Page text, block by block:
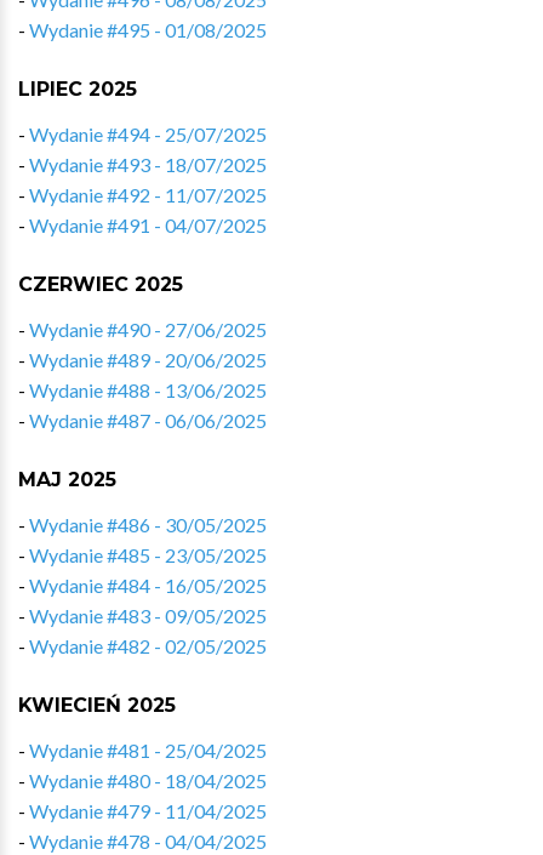
- Wydanie #495 - 01/08/2025
LIPIEC 2025
- Wydanie #494 - 25/07/2025
- Wydanie #493 - 18/07/2025
- Wydanie #492 - 11/07/2025
- Wydanie #491 - 04/07/2025
CZERWIEC 2025
- Wydanie #490 - 27/06/2025
- Wydanie #489 - 20/06/2025
- Wydanie #488 - 13/06/2025
- Wydanie #487 - 06/06/2025
MAJ 2025
- Wydanie #486 - 30/05/2025
- Wydanie #485 - 23/05/2025
- Wydanie #484 - 16/05/2025
- Wydanie #483 - 09/05/2025
- Wydanie #482 - 02/05/2025
KWIECIEŃ 2025
- Wydanie #481 - 25/04/2025
- Wydanie #480 - 18/04/2025
- Wydanie #479 - 11/04/2025
- Wydanie #478 - 04/04/2025